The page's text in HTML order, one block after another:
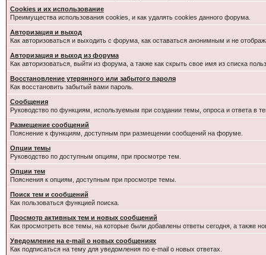
Cookies и их использование
Преимущества использования cookies, и как удалять cookies данного форума.
Авторизация и выход
Как авторизоваться и выходить с форума, как оставаться анонимным и не
Авторизация и выход из форума
Как авторизоваться, выйти из форума, а также как скрыть свое имя из списка
Восстановление утерянного или забытого пароля
Как восстановить забытый вами пароль.
Сообщения
Руководство по функциям, используемым при создании темы, опроса и ответа в
Размещение сообщений
Пояснение к функциям, доступным при размещении сообщений на форуме.
Опции темы
Руководство по доступным опциям, при просмотре тем.
Опции тем
Пояснения к опциям, доступным при просмотре темы.
Поиск тем и сообщений
Как пользоваться функцией поиска.
Просмотр активных тем и новых сообщений
Как просмотреть все темы, на которые были добавлены ответы сегодня, а также
Уведомление на e-mail о новых сообщениях
Как подписаться на тему для уведомления по e-mail о новых ответах.